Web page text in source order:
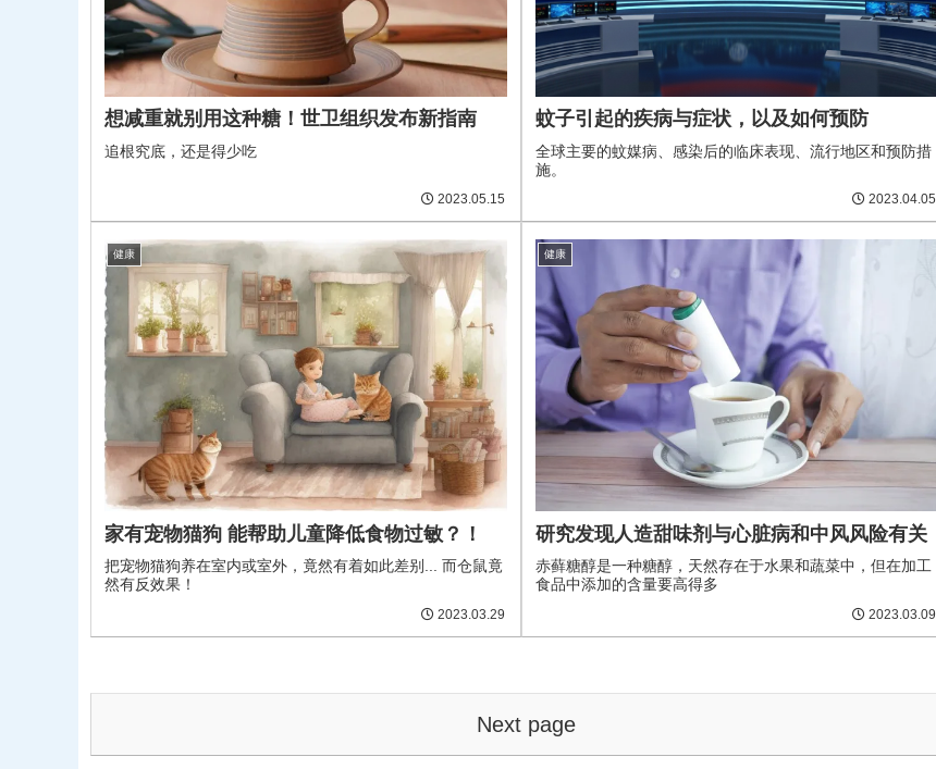
想减重就别用这种糖！世卫组织发布新指南
追根究底，还是得少吃
2023.05.15
蚊子引起的疾病与症状，以及如何预防
全球主要的蚊媒病、感染后的临床表现、流行地区和预防措
施。
2023.04.05
健康
家有宠物猫狗 能帮助儿童降低食物过敏？！
把宠物猫狗养在室内或室外，竟然有着如此差别... 而仓鼠竟
然有反效果！
2023.03.29
健康
研究发现人造甜味剂与心脏病和中风风险有关
赤藓糖醇是一种糖醇，天然存在于水果和蔬菜中，但在加工
食品中添加的含量要高得多
2023.03.09
Next page